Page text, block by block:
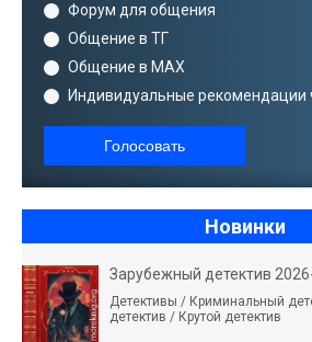
Форум для общения
Общение в ТГ
Общение в MAX
Индивидуальные рекомендации
Голосовать
Новинки
Зарубежный детектив
Детективы / Криминальный
детектив / Крутой детектив